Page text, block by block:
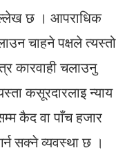
छ । आपराधिक
चाहने पक्षले त्यस्तो
कारवाही चलाउनु
कसूरदारलाइ न्याय
कैद वा पाँच हजार
सक्ने व्यवस्था छ ।